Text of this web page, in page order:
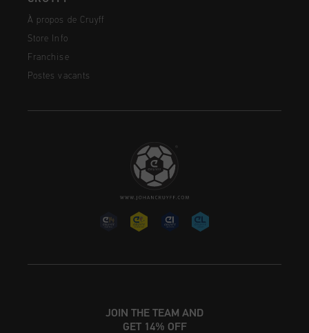
À propos de Cruyff
Store Info
Franchise
Postes vacants
JOIN THE TEAM AND
GET 14% OFF